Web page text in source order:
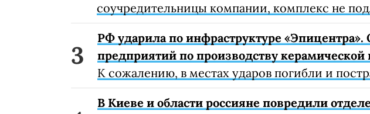
соучредительницы компании, комплекс не
РФ ударила по инфраструктуре
предприятий по производству керамической
К сожалению, в местах ударов погибли и
В Киеве и области россияне повредили